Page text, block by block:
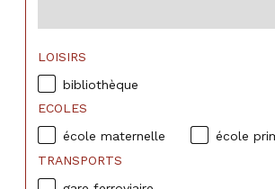
LOISIRS
bibliothèque
ECOLES
école maternelle
école
TRANSPORTS